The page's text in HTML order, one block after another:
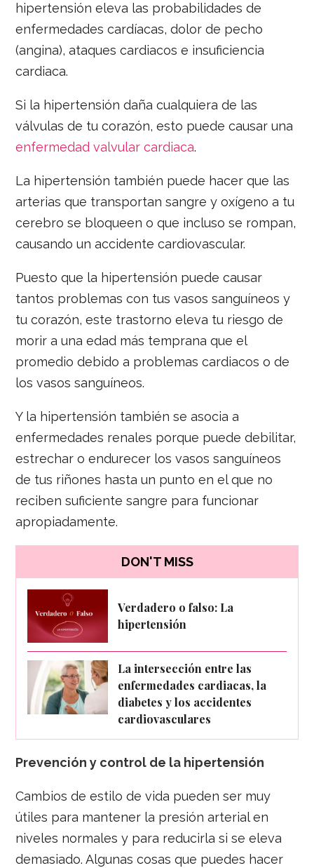
hipertensión eleva las probabilidades de
enfermedades cardíacas, dolor de pecho
(angina), ataques cardiacos e insuficiencia
cardiaca.
Si la hipertensión daña cualquiera de las
válvulas de tu corazón, esto puede causar una
enfermedad valvular cardiaca.
La hipertensión también puede hacer que las
arterias que transportan sangre y oxígeno a tu
cerebro se bloqueen o que incluso se rompan,
causando un accidente cardiovascular.
Puesto que la hipertensión puede causar
tantos problemas con tus vasos sanguíneos y
tu corazón, este trastorno eleva tu riesgo de
morir a una edad más temprana que el
promedio debido a problemas cardiacos o de
los vasos sanguíneos.
Y la hipertensión también se asocia a
enfermedades renales porque puede debilitar,
estrechar o endurecer los vasos sanguíneos
de tus riñones hasta un punto en el que no
reciben suficiente sangre para funcionar
apropiadamente.
DON'T MISS
Verdadero o falso: La
hipertensión
La intersección entre las
enfermedades cardiacas, la
diabetes y los accidentes
cardiovasculares
Prevención y control de la hipertensión
Cambios de estilo de vida pueden ser muy
útiles para mantener la presión arterial en
niveles normales y para reducirla si se eleva
demasiado. Algunas cosas que puedes hacer